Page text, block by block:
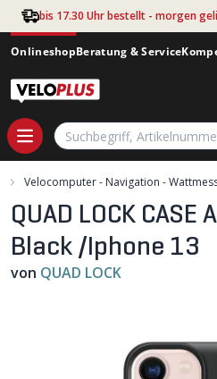
Zum Hauptinhalt springen
bis 17.30 Uhr bestellt - morgen
OnlineshopBeratung & Service
Velocomputer - Navigation -
QUAD LOCK
Black /Iphone 13
von QUAD LOCK